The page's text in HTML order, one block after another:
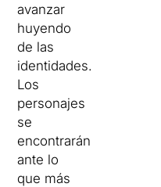
avanzar
huyendo
de las
identidades.
Los
personajes
se
encontrarán
ante lo
que más